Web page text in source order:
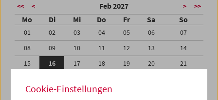
<< < Feb 2027 > >>
Mo Di Mi Do Fr Sa So
01 02 03 04 05 06
07
08
09 10 11 12 13
14
15
16 17 18 19 20
21
01
02 03 04
Cookie-Einstellungen